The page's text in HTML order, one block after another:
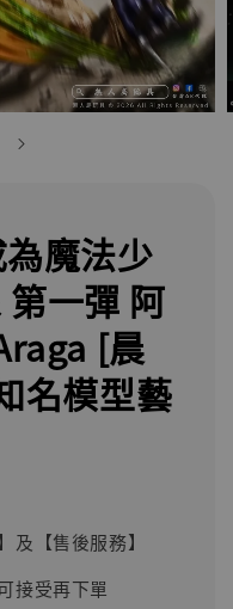
為魔法少
一彈 阿
[晨
名模型藝
【售後服務】
接受再下單